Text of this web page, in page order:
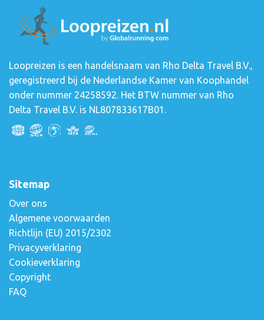
Loopreizen is een handelsnaam van Rho Delta Travel B.V.,
geregistreerd bij de Nederlandse Kamer van Koophandel
onder nummer 24258592. Het BTW nummer van Rho
Delta Travel B.V. is NL807833617B01.
Sitemap
Over ons
Algemene voorwaarden
Richtlijn (EU) 2015/2302
Privacyverklaring
Cookieverklaring
Copyright
FAQ